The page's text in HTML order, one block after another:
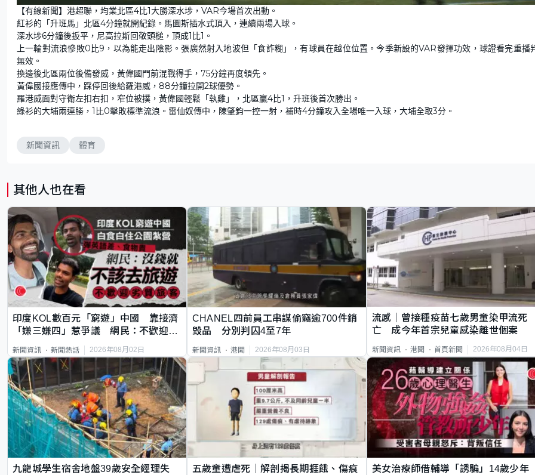
n
m
u
t
e
a
d
e
d
:
3
3
.
%
【有線新聞】港超聯，均業北區4比1大勝深水埗，VAR今場首次出動。
紅衫的「升班馬」北區4分鐘就開紀錄。馬圖斯插水式頂入，連續兩場入球。
深水埗6分鐘後扳平，尼高拉斯回敬頭槌，頂成1比1。
上一輪對流浪慘敗0比9，以為能走出陰影。張廣然射入地波但「食詐糊」，有球員在越位位置。今季新設的VAR發揮功效，球證看完重播
無效。
換邊後北區兩位後備發威，黃偉國門前混戰得手，75分鐘再度領先。
黃偉國接應傳中，踩停回後給羅港威，88分鐘拉開2球優勢。
羅港威面對守衛左扣右扣，窄位被撲，黃偉國輕鬆「執雞」，北區贏4比1，升班後首次勝出。
綠衫的大埔兩連勝，1比0擊敗標準流浪。雷仙奴傳中，陳肇鈞一控一射，補時4分鐘攻入全場唯一入球，大埔全取3分。
新聞資訊 體育
其他人也在看
印度KOL數百元「窮遊」中國 靠接濟
「嫌三嫌四」惹爭議 網民：不歡迎劣
新聞資訊 新聞熱話 2026年08月02日
CHANEL四前員工串謀偷竊逾700件銷
毀品 分別判囚4至7年
新聞資訊 港聞 2026年08月03日
流感｜曾接種疫苗七歲男童染甲流死
亡 成今年首宗兒童感染離世個案
新聞資訊 港聞 首頁新聞 2026年08月04日
九龍城學生宿舍地盤39歲安全經理失
五歲童遭虐死｜解剖揭長期捱餓、傷痕
美女治療師借輔導「誘騙」14歲少年